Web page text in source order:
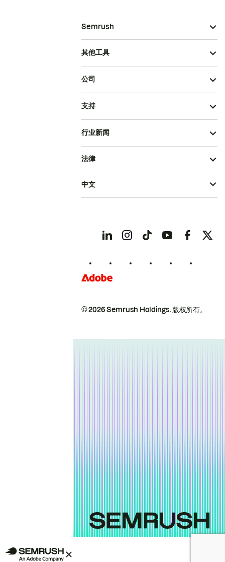
Semrush
其他工具
公司
支持
行业新闻
© 2026 Semrush Holdings.版权所有。
法律
中文